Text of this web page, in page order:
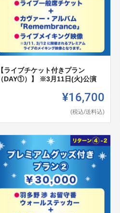
【ライブチケット付きプラン
（DAY①）】 ※3月11日(火)公演
¥16,700
(税込/送料込)